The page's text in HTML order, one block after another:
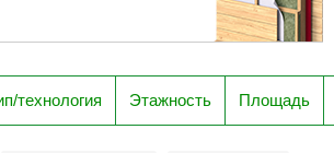
технология Этажность Площадь